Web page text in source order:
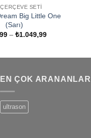
SETI
Big Little One
(Sarı)
–₺1.049,99Fiyat
EN ÇOK ARANANLAR
ultrason